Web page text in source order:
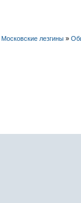
Московские лезгины »